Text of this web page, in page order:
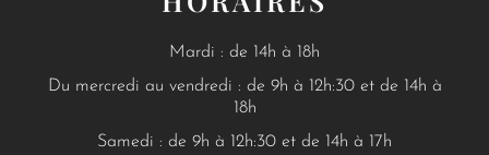
Mardi : de 14h à 18h
Du mercredi au vendredi : de 9h à 12h:30 et de 14h à
18h
Samedi : de 9h à 12h:30 et de 14h à 17h